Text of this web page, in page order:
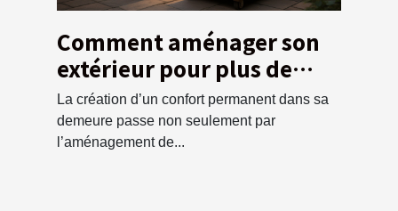
Comment aménager son
extérieur pour plus de
confort
La création d’un confort permanent dans sa
demeure passe non seulement par
l’aménagement de...